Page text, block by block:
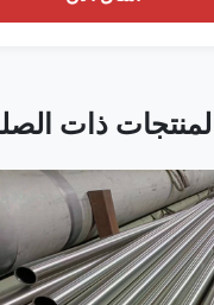
المنتجات ذات